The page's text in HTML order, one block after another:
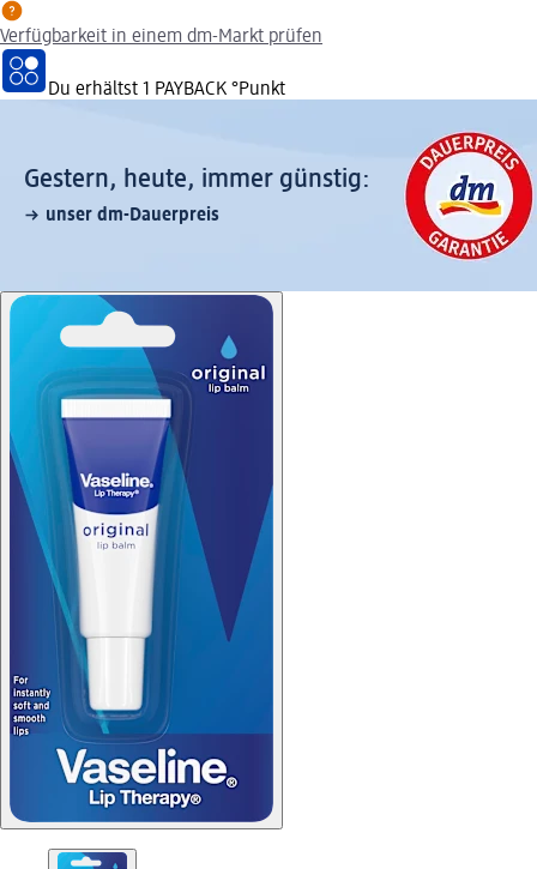
Verfügbarkeit in einem dm-Markt prüfen
Du erhältst 1 PAYBACK °Punkt
Gestern, heute, immer günstig:
unser dm-Dauerpreis